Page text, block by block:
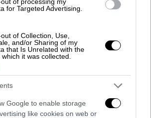
for Targeted Advertising.
of Collection, Use,
and/or Sharing of my
that Is Unrelated with the
it was collected.
Google to enable storage
like cookies on web or
συνυπολογίζεται ο
των αντιρρήσεων με τις
χαρτών για το υπόλοιπο της
για την
ο λόγος, για τον οποίο το
στις παρακάτω δύο